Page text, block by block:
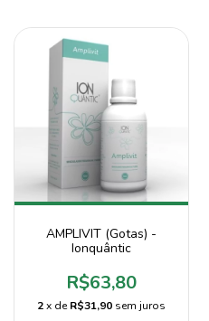
AMPLIVIT (Gotas) -
Ionquântic
R$63,80
2x deR$31,90 sem juros